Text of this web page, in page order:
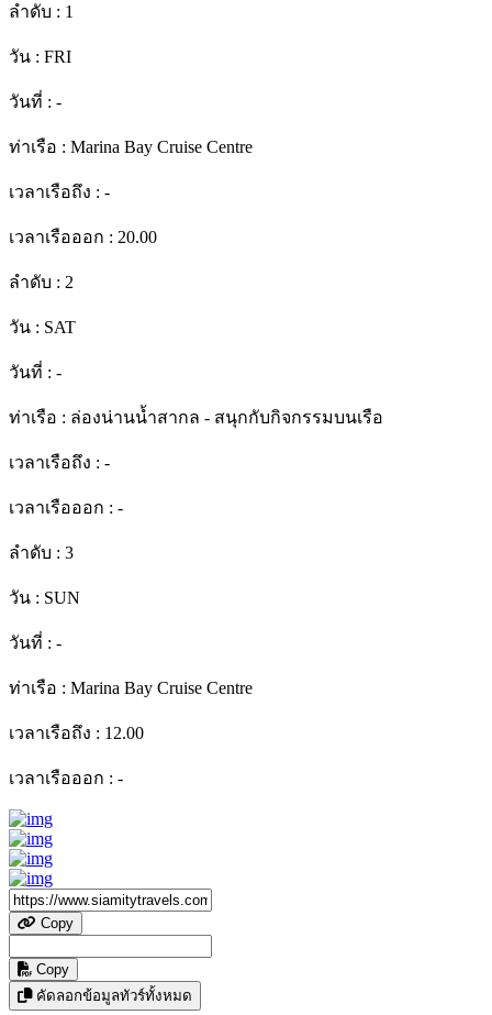
ลำดับ : 1
วัน : FRI
วันที่ : -
ท่าเรือ : Marina Bay Cruise Centre
เวลาเรือถึง : -
เวลาเรือออก : 20.00
ลำดับ : 2
วัน : SAT
วันที่ : -
ท่าเรือ : ล่องน่านน้ำสากล - สนุกกับกิจกรรมบนเรือ
เวลาเรือถึง : -
เวลาเรือออก : -
ลำดับ : 3
วัน : SUN
วันที่ : -
ท่าเรือ : Marina Bay Cruise Centre
เวลาเรือถึง : 12.00
เวลาเรือออก : -
Copy
Copy
คัดลอกข้อมูลทัวร์ทั้งหมด